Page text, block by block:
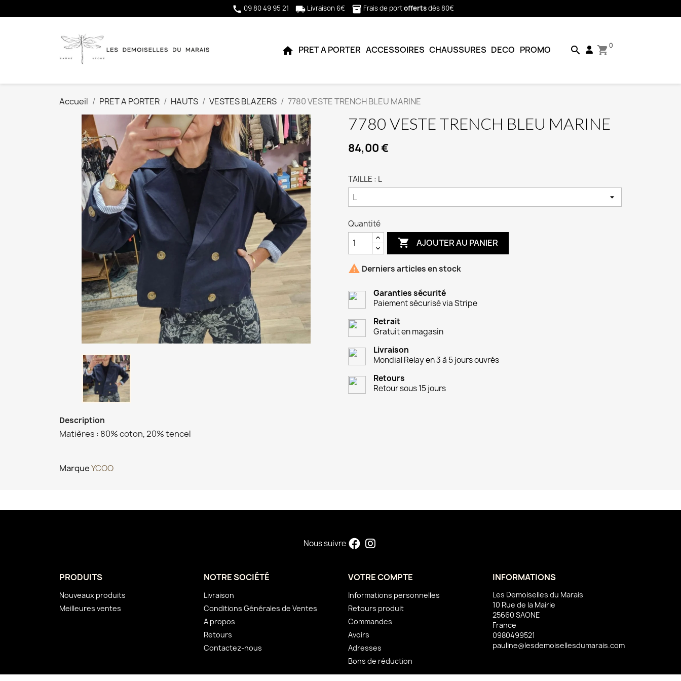
call 09 80 49 95 21 local_shipping Livraison 6€ inventory_2
Frais de portoffertsdès 80€
home PRET A PORTER ACCESSOIRES CHAUSSURES DECO PROMO search shopping_cart 0
Accueil PRET A PORTER HAUTS VESTES BLAZERS 7780 VESTE TRENCH BLEU MARINE
7780 VESTE TRENCH BLEU MARINE
84,00 €
TAILLE : L
Quantité
 AJOUTER AU PANIER
 Derniers articles en stock
Garanties sécurité
Paiement sécurisé via Stripe
Retrait
Gratuit en magasin
Livraison
Mondial Relay en 3 à 5 jours ouvrés
Retours
Retour sous 15 jours
Description
Matières : 80% coton, 20% tencel
MarqueYCOO
Nous suivre
PRODUITS
Nouveaux produits
Meilleures ventes
NOTRE SOCIÉTÉ
Livraison
Conditions Générales de Ventes
A propos
Retours
Contactez-nous
VOTRE COMPTE
Informations personnelles
Retours produit
Commandes
Avoirs
Adresses
Bons de réduction
INFORMATIONS
Les Demoiselles du Marais
10 Rue de la Mairie
25660 SAONE
France
0980499521
pauline@lesdemoisellesdumarais.com